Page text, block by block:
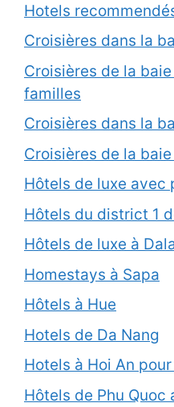
Hotels
Croisières dans la
Croisières de la
familles
Croisières dans la
Croisières de la
Hôtels de luxe avec
Hôtels du district 1
Hôtels de luxe à
Homestays à Sapa
Hôtels à Hue
Hotels de Da Nang
Hotels à Hoi An
Hôtels de Phu Quoc